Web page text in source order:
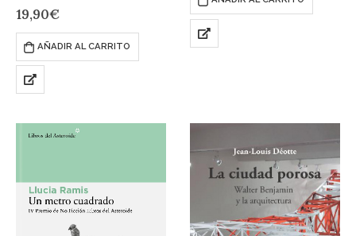
conocida como la «Nueva York
del Mediterráneo» por la
cantidad de rascacielos que
dibujan…
19,90€
AÑADIR AL CARRITO
decorados donde proliferan los
Airbnb y los apartamentos
turísticos; alcaldes